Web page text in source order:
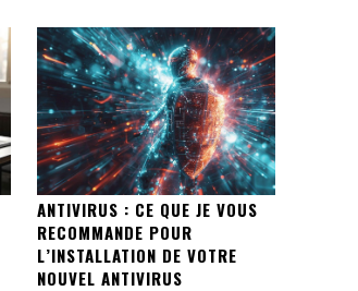
ANTIVIRUS : CE QUE JE VOUS
RECOMMANDE POUR
L’INSTALLATION DE VOTRE
NOUVEL ANTIVIRUS